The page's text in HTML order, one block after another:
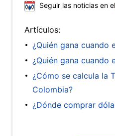
Seguir las noticias en el
Artículos:
¿Quién gana cuando
¿Quién gana cuando
¿Cómo se calcula la
Colombia?
¿Dónde comprar